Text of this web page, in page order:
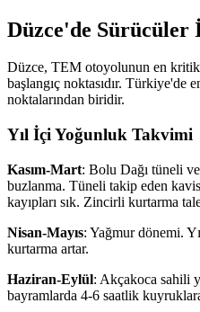
Düzce'de
Düzce, TEM otoyolunun en
başlangıç noktasıdır. Türkiye'de
noktalarından biridir.
Yıl İçi Yoğunluk Takvimi
Kasım-Mart: Bolu Dağı tüneli
buzlanma. Tüneli takip eden
kayıpları sık. Zincirli kurtarma
Nisan-Mayıs: Yağmur dönemi.
kurtarma artar.
Haziran-Eylül: Akçakoca sahili
bayramlarda 4-6 saatlik